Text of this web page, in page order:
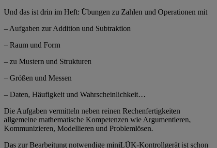
Und das ist drin im Heft: Übungen zu Zahlen und Operationen mit
– Aufgaben zur Addition und Subtraktion
– Raum und Form
– zu Mustern und Strukturen
– Größen und Messen
– Daten, Häufigkeit und Wahrscheinlichkeit…
Die Aufgaben vermitteln neben reinen Rechenfertigkeiten
allgemeine mathematische Kompetenzen wie Argumentieren,
Kommunizieren, Modellieren und Problemlösen.
Das zur Bearbeitung notwendige miniLÜK-Kontrollgerät ist schon